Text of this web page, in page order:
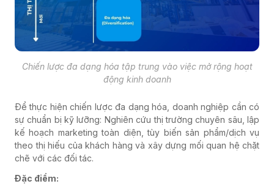
Chiến lược đa dạng hóa tập trung vào việc mở rộng hoạt
động kinh doanh
Để thực hiện chiến lược đa dạng hóa, doanh nghiệp cần có
sự chuẩn bị kỹ lưỡng: Nghiên cứu thị trường chuyên sâu, lập
kế hoạch marketing toàn diện, tùy biến sản phẩm/dịch vụ
theo thị hiếu của khách hàng và xây dựng mối quan hệ chặt
chẽ với các đối tác.
Đặc điểm: